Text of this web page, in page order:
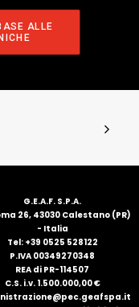
ALLE
G.E.A.F. S.P.A.
26, 43030 Calestano (PR)
- Italia
Tel: +39 0525 528122
P.IVA 00349270348
REA di PR-114507
C.S. i.v. 1.500.000,00 €